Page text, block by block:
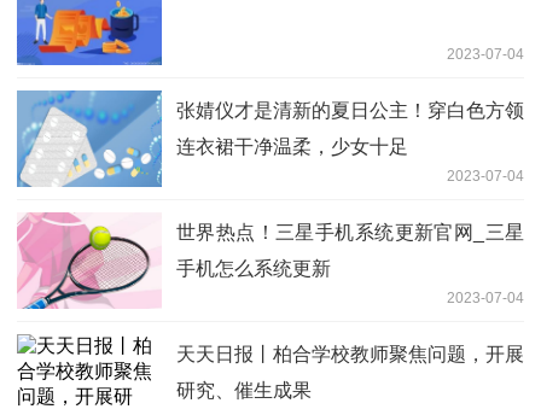
2023-07-04
张婧仪才是清新的夏日公主！穿白色方领
连衣裙干净温柔，少女十足
2023-07-04
世界热点！三星手机系统更新官网_三星
手机怎么系统更新
2023-07-04
天天日报丨柏合学校教师聚焦问题，开展
研究、催生成果